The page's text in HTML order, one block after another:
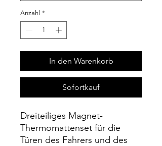
Anzahl *
In den Warenkorb
Sofortkauf
Dreiteiliges Magnet-
Thermomattenset für die
Türen des Fahrers und des